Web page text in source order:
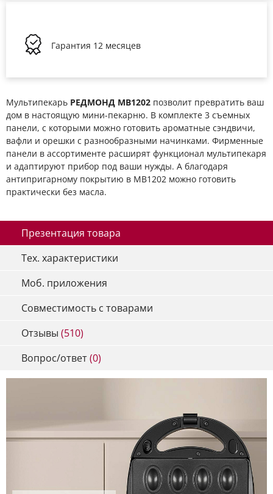
Гарантия 12 месяцев
Мультипекарь РЕДМОНД MB1202 позволит превратить ваш
дом в настоящую мини-пекарню. В комплекте 3 съемных
панели, с которыми можно готовить ароматные сэндвичи,
вафли и орешки с разнообразными начинками. Фирменные
панели в ассортименте расширят функционал мультипекаря
и адаптируют прибор под ваши нужды. А благодаря
антипригарному покрытию в MB1202 можно готовить
практически без масла.
Презентация товара
Тех. характеристики
Моб. приложения
Совместимость с товарами
Отзывы (510)
Вопрос/ответ(0)